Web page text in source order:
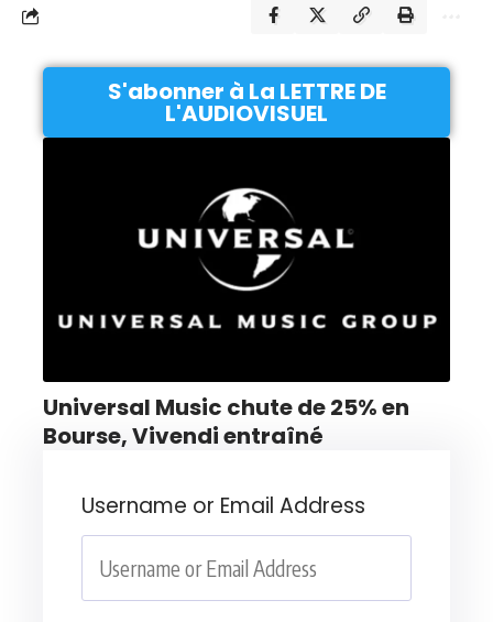
S'abonner à La LETTRE DE
L'AUDIOVISUEL
Universal Music chute de 25% en
Bourse, Vivendi entraîné
Username or Email Address